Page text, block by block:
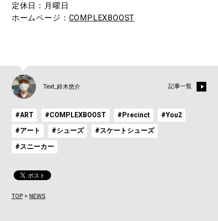
定休日：月曜日
ホームページ： COMPLEXBOOST
Text_鈴木悠介 記事一覧
#ART #COMPLEXBOOST #Precinct #You2
#アート #シューズ #スケートシューズ
#スニーカー
TOP> NEWS